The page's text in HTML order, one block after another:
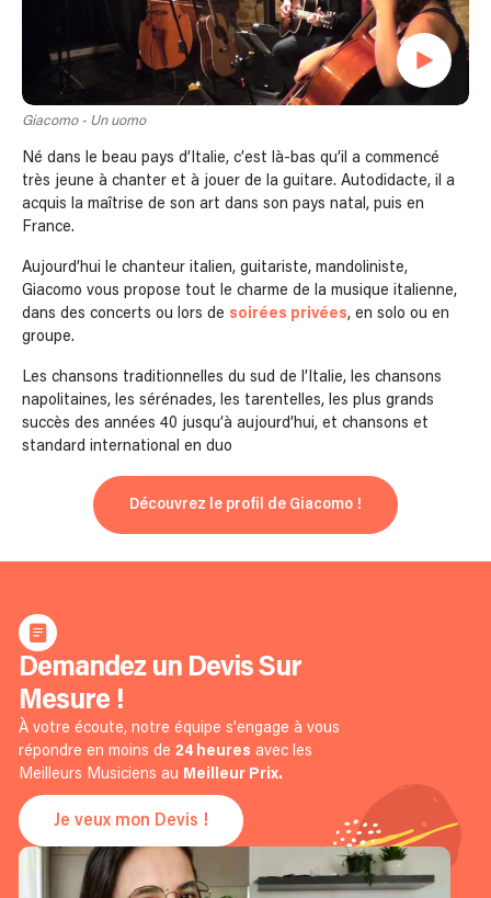
Giacomo - Un uomo
Né dans le beau pays d’Italie, c’est là-bas qu’il a commencé
très jeune à chanter et à jouer de la guitare. Autodidacte, il a
acquis la maîtrise de son art dans son pays natal, puis en
France.
Aujourd’hui le chanteur italien, guitariste, mandoliniste,
Giacomo vous propose tout le charme de la musique italienne,
dans des concerts ou lors de soirées privées, en solo ou en
groupe.
Les chansons traditionnelles du sud de l’Italie, les chansons
napolitaines, les sérénades, les tarentelles, les plus grands
succès des années 40 jusqu’à aujourd’hui, et chansons et
standard international en duo
Découvrez le profil de Giacomo !
Demandez un Devis Sur
Mesure !
À votre écoute, notre équipe s'engage à vous
répondre en moins de24 heures avec les
Meilleurs Musiciens au Meilleur Prix.
Je veux mon Devis !